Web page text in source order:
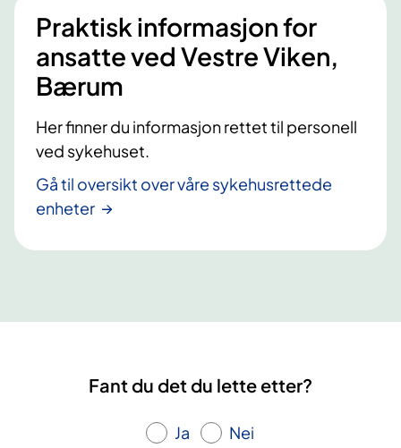
Praktisk informasjon for
ansatte ved Vestre Viken,
Bærum
Her finner du informasjon rettet til personell
ved sykehuset.
Gå til oversikt over våre sykehusrettede
enheter
Fant du det du lette etter?
Ja Nei